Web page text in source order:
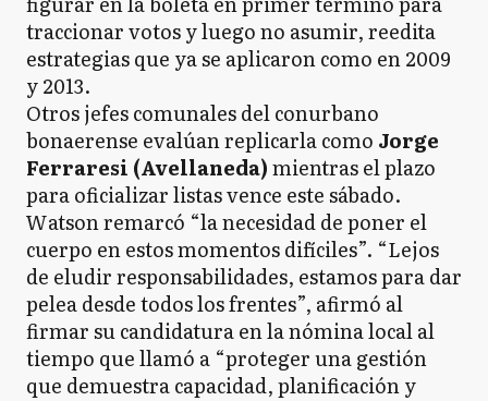
traccionar votos y luego no asumir, reedita
estrategias que ya se aplicaron como en 2009
y 2013.
Otros jefes comunales del conurbano
bonaerense evalúan replicarla como Jorge
Ferraresi (Avellaneda)mientras el plazo
para oficializar listas vence este sábado.
Watson remarcó “la necesidad de poner el
cuerpo en estos momentos difíciles”. “Lejos
de eludir responsabilidades, estamos para dar
pelea desde todos los frentes”, afirmó al
firmar su candidatura en la nómina local al
tiempo que llamó a “proteger una gestión
que demuestra capacidad, planificación y